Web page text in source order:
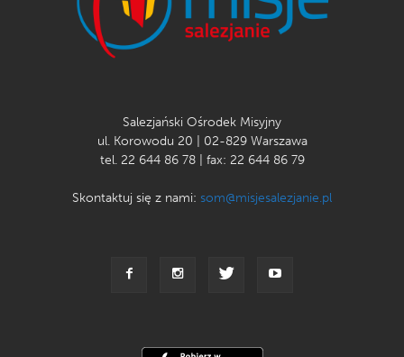
Salezjański Ośrodek Misyjny
ul. Korowodu 20 | 02-829 Warszawa
tel. 22 644 86 78 | fax: 22 644 86 79
Skontaktuj się z nami: som@misjesalezjanie.pl